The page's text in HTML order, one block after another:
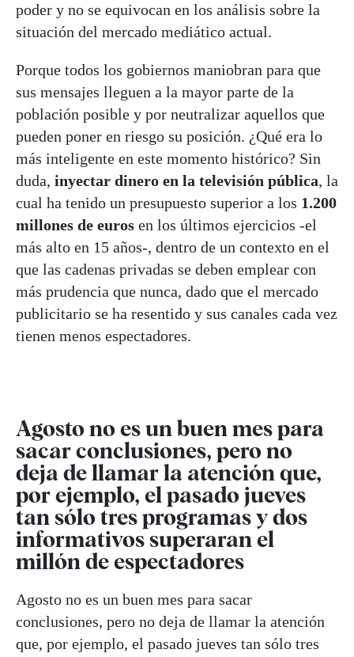
poder y no se equivocan en los análisis sobre la
situación del mercado mediático actual.
Porque todos los gobiernos maniobran para que
sus mensajes lleguen a la mayor parte de la
población posible y por neutralizar aquellos que
pueden poner en riesgo su posición. ¿Qué era lo
más inteligente en este momento histórico? Sin
duda, inyectar dinero en la televisión pública, la
cual ha tenido un presupuesto superior a los 1.200
millones de euros en los últimos ejercicios -el
más alto en 15 años-, dentro de un contexto en el
que las cadenas privadas se deben emplear con
más prudencia que nunca, dado que el mercado
publicitario se ha resentido y sus canales cada vez
tienen menos espectadores.
Agosto no es un buen mes para
sacar conclusiones, pero no
deja de llamar la atención que,
por ejemplo, el pasado jueves
tan sólo tres programas y dos
informativos superaran el
millón de espectadores
Agosto no es un buen mes para sacar
conclusiones, pero no deja de llamar la atención
que, por ejemplo, el pasado jueves tan sólo tres